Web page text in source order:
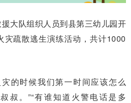
大队组织人员到县第三幼儿园开
灾疏散逃生演练活动，共计1000
的时候我们第一时间应该怎么
叔。”“有谁知道火警电话是多